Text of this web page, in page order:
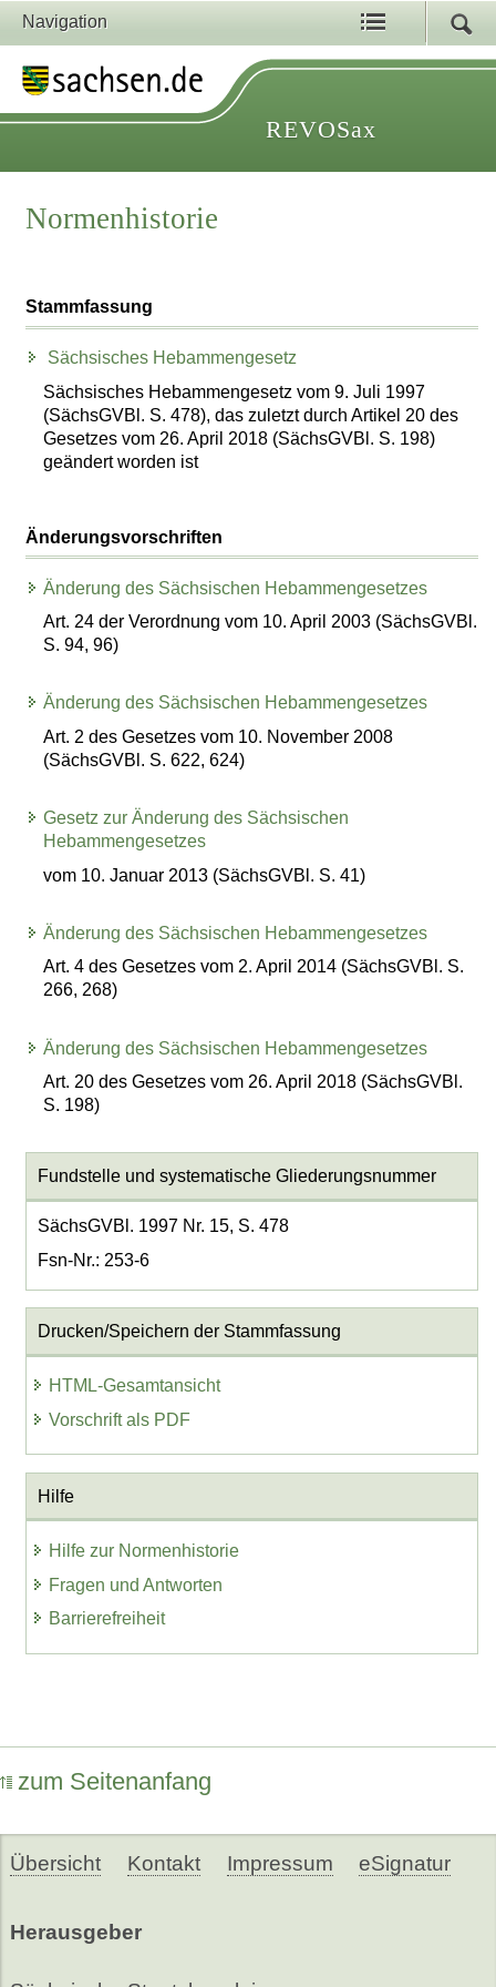
Navigation
REVOSax
Normenhistorie
Stammfassung
Sächsisches Hebammengesetz
Sächsisches Hebammengesetz vom 9. Juli 1997
(SächsGVBl. S. 478), das zuletzt durch Artikel 20 des
Gesetzes vom 26. April 2018 (SächsGVBl. S. 198)
geändert worden ist
Änderungsvorschriften
Änderung des Sächsischen Hebammengesetzes
Art. 24 der Verordnung vom 10. April 2003 (SächsGVBl.
S. 94, 96)
Änderung des Sächsischen Hebammengesetzes
Art. 2 des Gesetzes vom 10. November 2008
(SächsGVBl. S. 622, 624)
Gesetz zur Änderung des Sächsischen
Hebammengesetzes
vom 10. Januar 2013 (SächsGVBl. S. 41)
Änderung des Sächsischen Hebammengesetzes
Art. 4 des Gesetzes vom 2. April 2014 (SächsGVBl. S.
266, 268)
Änderung des Sächsischen Hebammengesetzes
Art. 20 des Gesetzes vom 26. April 2018 (SächsGVBl.
S. 198)
Fundstelle und systematische Gliederungsnummer
SächsGVBl. 1997 Nr. 15, S. 478
Fsn-Nr.: 253-6
Drucken/Speichern der Stammfassung
HTML-Gesamtansicht
Vorschrift als PDF
Hilfe
Hilfe zur Normenhistorie
Fragen und Antworten
Barrierefreiheit
zum Seitenanfang
Übersicht Kontakt Impressum eSignatur
Herausgeber